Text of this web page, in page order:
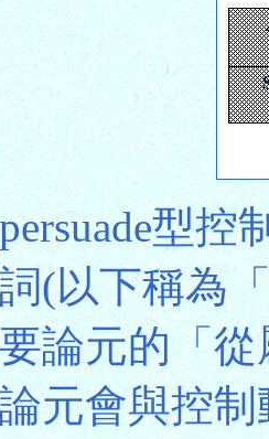
型
(以下稱為
論元的「從
元會與控